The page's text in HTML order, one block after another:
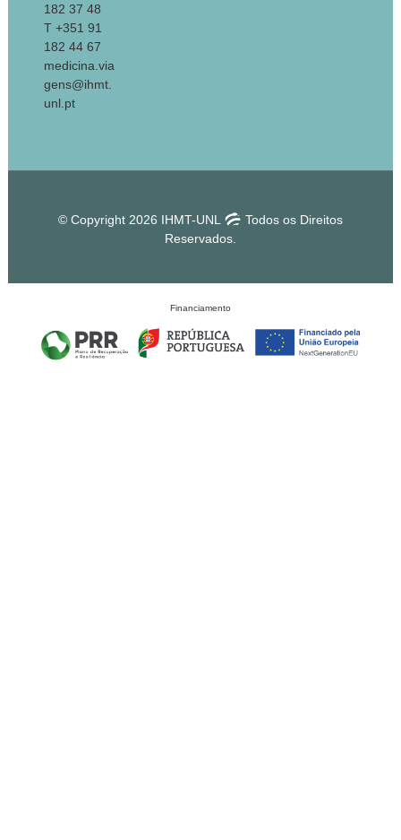
182 37 48
T +351 91
182 44 67
medicina.via
gens@ihmt.
unl.pt
© Copyright 2026 IHMT-UNL
Todos os Direitos
Reservados.
Financiamento